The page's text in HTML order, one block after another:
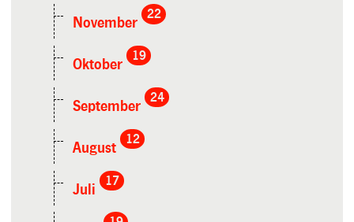
November
22
Oktober
19
September
24
August
12
Juli
17